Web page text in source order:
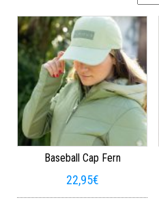
Baseball Cap Fern
22,95€